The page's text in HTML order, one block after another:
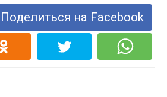
Поделиться на Facebook